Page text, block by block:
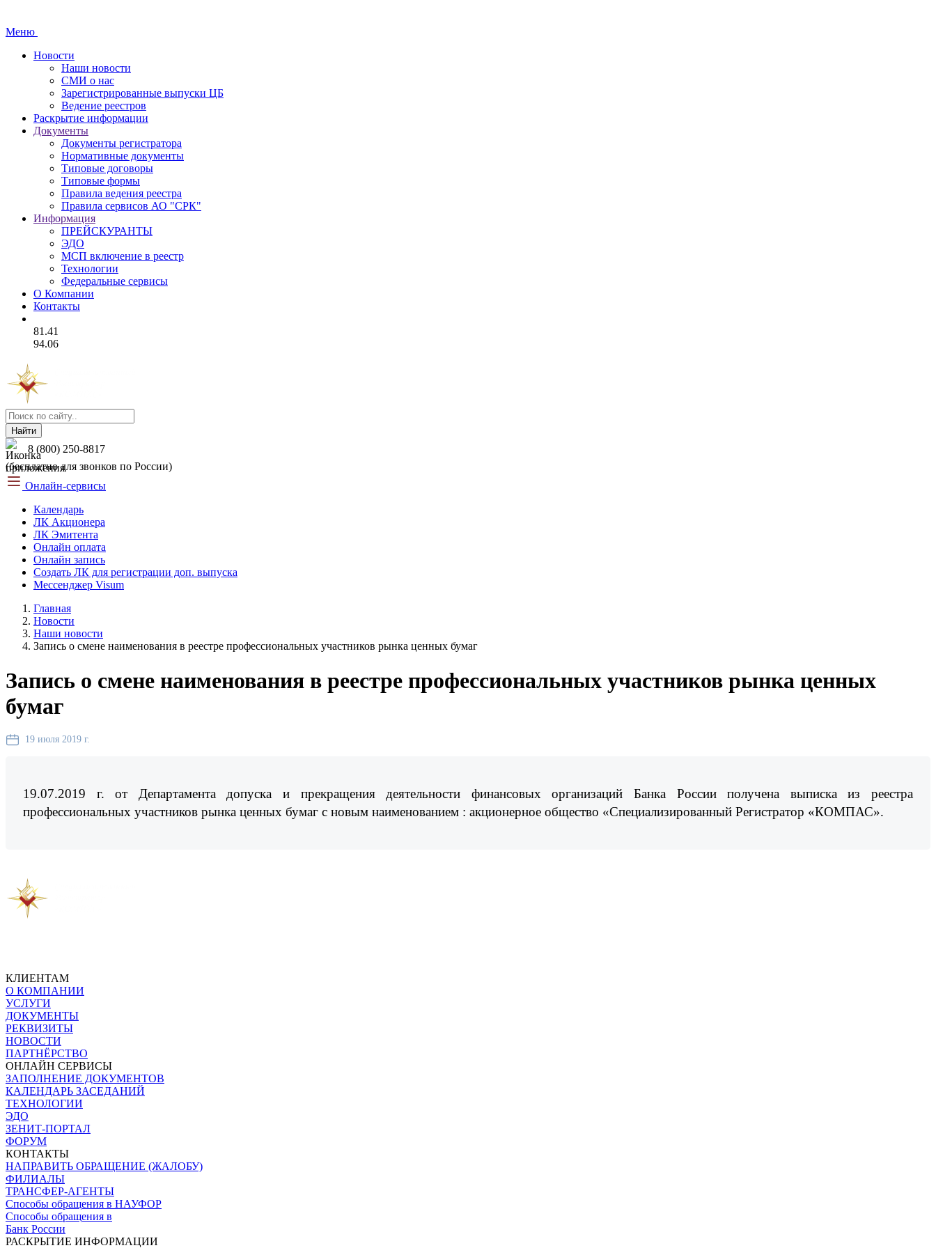
Меню
Новости
Наши новости
СМИ о нас
Зарегистрированные выпуски ЦБ
Ведение реестров
Раскрытие информации
Документы
Документы регистратора
Нормативные документы
Типовые договоры
Типовые формы
Правила ведения реестра
Правила сервисов АО "СРК"
Информация
ПРЕЙСКУРАНТЫ
ЭДО
МСП включение в реестр
Технологии
Федеральные сервисы
О Компании
Контакты
81.41
94.06
Найти
8 (800) 250-8817
(бесплатно для звонков по России)
Онлайн-сервисы
Календарь
ЛК Акционера
ЛК Эмитента
Онлайн оплата
Онлайн запись
Создать ЛК для регистрации доп. выпуска
Мессенджер Visum
Главная
Новости
Наши новости
Запись о смене наименования в реестре профессиональных участников рынка ценных бумаг
Запись о смене наименования в реестре профессиональных участников рынка ценных
бумаг
19 июля 2019 г.
19.07.2019 г. от Департамента допуска и прекращения деятельности финансовых организаций Банка России получена выписка из реестра
профессиональных участников рынка ценных бумаг с новым наименованием : акционерное общество «Специализированный Регистратор «КОМПАС».
КЛИЕНТАМ
О КОМПАНИИ
УСЛУГИ
ДОКУМЕНТЫ
РЕКВИЗИТЫ
НОВОСТИ
ПАРТНЁРСТВО
ОНЛАЙН СЕРВИСЫ
ЗАПОЛНЕНИЕ ДОКУМЕНТОВ
КАЛЕНДАРЬ ЗАСЕДАНИЙ
ТЕХНОЛОГИИ
ЭДО
ЗЕНИТ-ПОРТАЛ
ФОРУМ
КОНТАКТЫ
НАПРАВИТЬ ОБРАЩЕНИЕ (ЖАЛОБУ)
ФИЛИАЛЫ
ТРАНСФЕР-АГЕНТЫ
Способы обращения в НАУФОР
Способы обращения в
Банк России
РАСКРЫТИЕ ИНФОРМАЦИИ